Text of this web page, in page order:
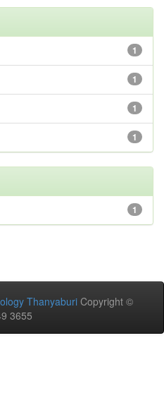
1
1
1
1
1
Thanyaburi Copyright ©
3655